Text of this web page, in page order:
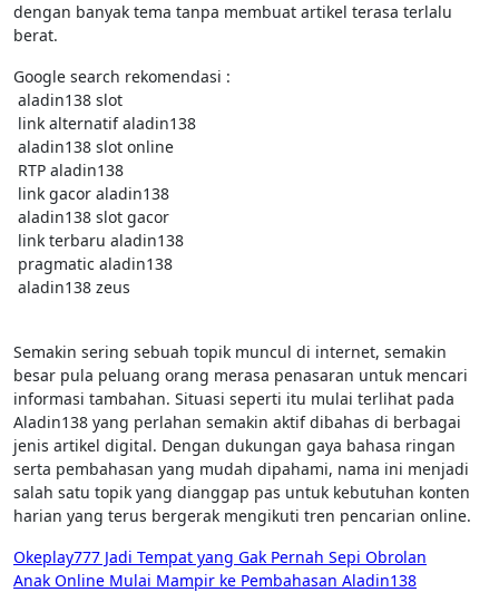
dengan banyak tema tanpa membuat artikel terasa terlalu
berat.
Google search rekomendasi :
aladin138 slot
link alternatif aladin138
aladin138 slot online
RTP aladin138
link gacor aladin138
aladin138 slot gacor
link terbaru aladin138
pragmatic aladin138
aladin138 zeus
Semakin sering sebuah topik muncul di internet, semakin
besar pula peluang orang merasa penasaran untuk mencari
informasi tambahan. Situasi seperti itu mulai terlihat pada
Aladin138 yang perlahan semakin aktif dibahas di berbagai
jenis artikel digital. Dengan dukungan gaya bahasa ringan
serta pembahasan yang mudah dipahami, nama ini menjadi
salah satu topik yang dianggap pas untuk kebutuhan konten
harian yang terus bergerak mengikuti tren pencarian online.
Post
navigation
Okeplay777 Jadi Tempat yang Gak Pernah Sepi Obrolan
Anak Online Mulai Mampir ke Pembahasan Aladin138